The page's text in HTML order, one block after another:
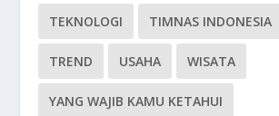
TEKNOLOGI TIMNAS INDONESIA
TREND USAHA WISATA
YANG WAJIB KAMU KETAHUI